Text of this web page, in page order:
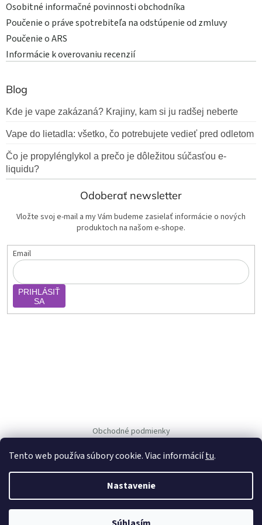
Tento web používa súbory cookie. Viac informáciítu.
Nastavenie
Osobitné informačné povinnosti obchodníka
Poučenie o práve spotrebiteľa na odstúpenie od zmluvy
Poučenie o ARS
Informácie k overovaniu recenzií
Blog
Kde je vape zakázaná? Krajiny, kam si ju radšej neberte
Vape do lietadla: všetko, čo potrebujete vedieť pred odletom
Čo je propylénglykol a prečo je dôležitou súčasťou e-
liquidu?
Odoberať newsletter
Vložte svoj e-mail a my Vám budeme zasielať informácie o nových
produktoch na našom e-shope.
Email
PRIHLÁSIŤ
SA
Obchodné podmienky
Ochrana osob. údajov
Vejpka.sk. Všetky práva vyhradené.